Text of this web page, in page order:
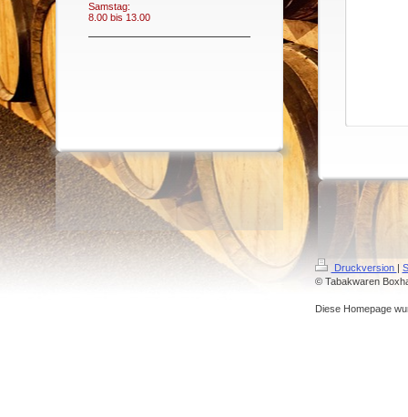
Druckversion |
© Tabakwaren
Diese Homepage
Samstag:
8.00 bis 13.00